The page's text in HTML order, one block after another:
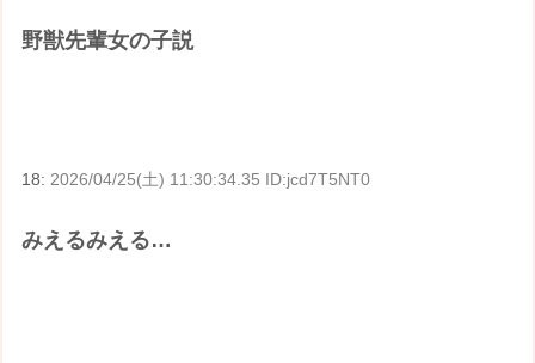
野獣先輩女の子説
18:2026/04/25(土) 11:30:34.35 ID:jcd7T5NT0
みえるみえる…